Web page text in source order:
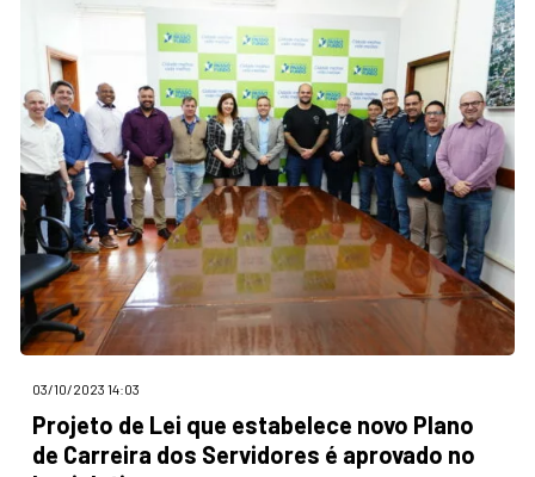
03/10/2023 14:03
Projeto de Lei que estabelece novo Plano
de Carreira dos Servidores é aprovado no